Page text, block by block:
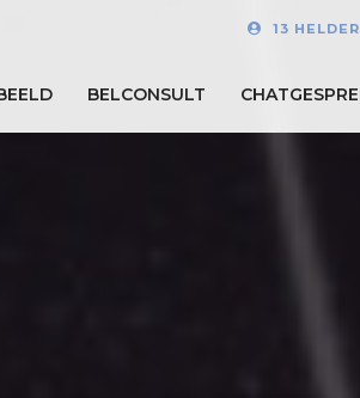
13
BELCONSULT